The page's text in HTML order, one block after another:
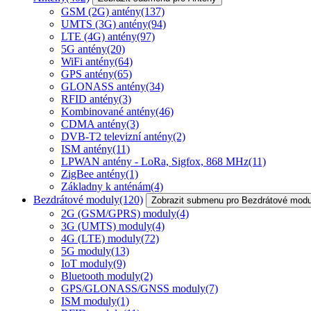
GSM (2G) antény(137)
UMTS (3G) antény(94)
LTE (4G) antény(97)
5G antény(20)
WiFi antény(64)
GPS antény(65)
GLONASS antény(34)
RFID antény(3)
Kombinované antény(46)
CDMA antény(3)
DVB-T2 televizní antény(2)
ISM antény(11)
LPWAN antény - LoRa, Sigfox, 868 MHz(11)
ZigBee antény(1)
Základny k anténám(4)
Bezdrátové moduly(120) Zobrazit submenu pro Bezdrátové
2G (GSM/GPRS) moduly(4)
3G (UMTS) moduly(4)
4G (LTE) moduly(72)
5G moduly(13)
IoT moduly(9)
Bluetooth moduly(2)
GPS/GLONASS/GNSS moduly(7)
ISM moduly(1)